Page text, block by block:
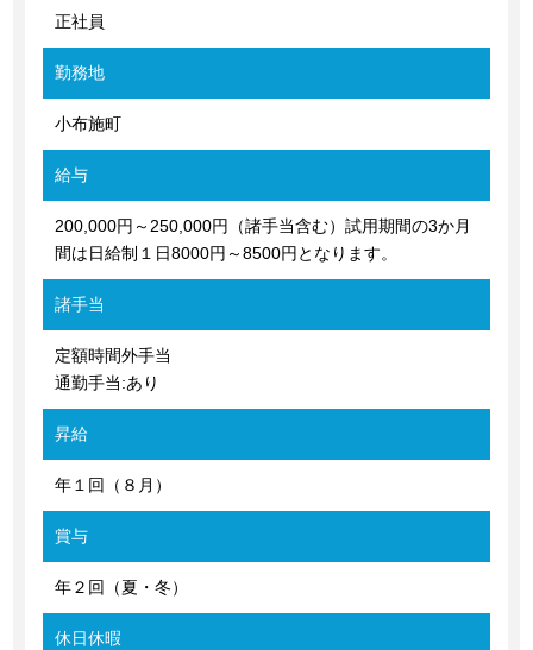
正社員
勤務地
小布施町
給与
200,000円～250,000円（諸手当含む）試用期間の3か月
間は日給制１日8000円～8500円となります。
諸手当
定額時間外手当
通勤手当:あり
昇給
年１回（８月）
賞与
年２回（夏・冬）
休日休暇